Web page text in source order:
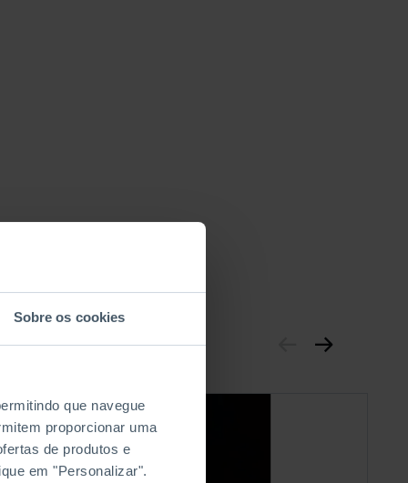
Sobre os cookies
que navegue
proporcionar uma
de produtos e
em "Personalizar".